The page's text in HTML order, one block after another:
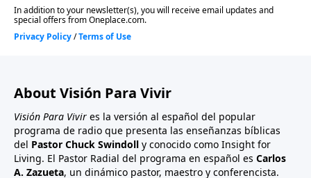
About Visión Para Vivir
Visión Para Vivir es la versión al español del popular
programa de radio que presenta las enseñanzas bíblicas
del Pastor Chuck Swindoll y conocido como Insight for
Living. El Pastor Radial del programa en español es Carlos
A. Zazueta, un dinámico pastor, maestro y conferencista.